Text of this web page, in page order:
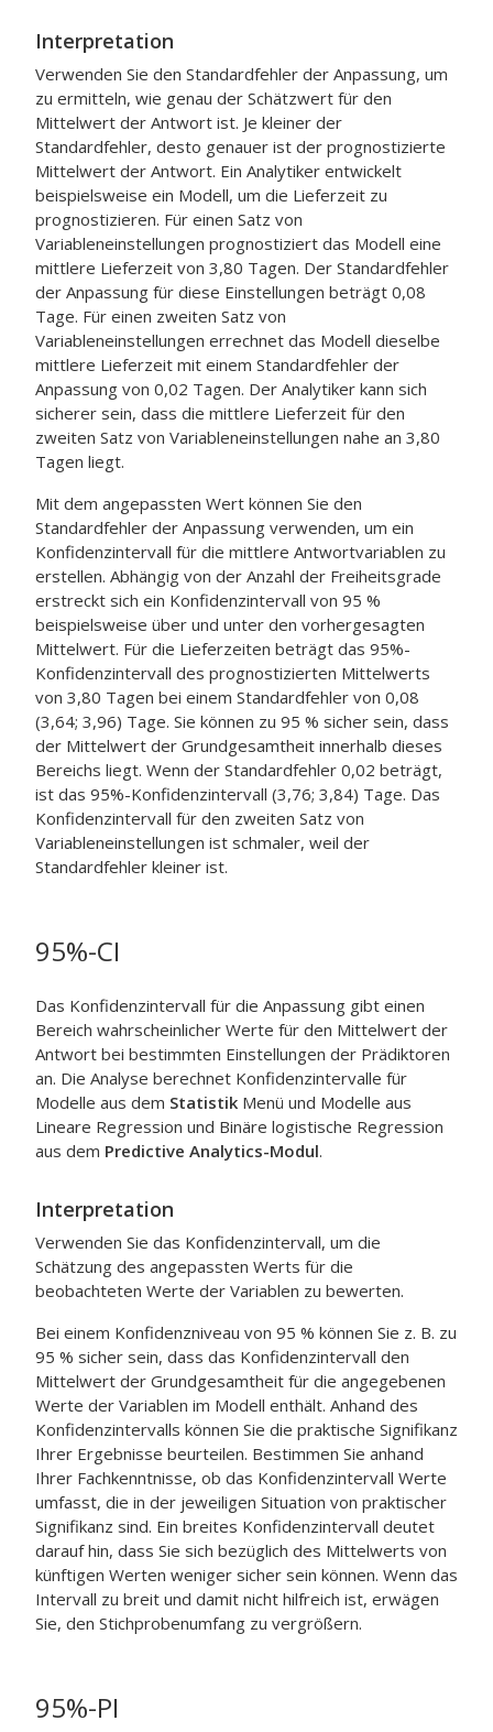
Interpretation
Verwenden Sie den Standardfehler der Anpassung, um
zu ermitteln, wie genau der Schätzwert für den
Mittelwert der Antwort ist. Je kleiner der
Standardfehler, desto genauer ist der prognostizierte
Mittelwert der Antwort. Ein Analytiker entwickelt
beispielsweise ein Modell, um die Lieferzeit zu
prognostizieren. Für einen Satz von
Variableneinstellungen prognostiziert das Modell eine
mittlere Lieferzeit von 3,80 Tagen. Der Standardfehler
der Anpassung für diese Einstellungen beträgt 0,08
Tage. Für einen zweiten Satz von
Variableneinstellungen errechnet das Modell dieselbe
mittlere Lieferzeit mit einem Standardfehler der
Anpassung von 0,02 Tagen. Der Analytiker kann sich
sicherer sein, dass die mittlere Lieferzeit für den
zweiten Satz von Variableneinstellungen nahe an 3,80
Tagen liegt.
Mit dem angepassten Wert können Sie den
Standardfehler der Anpassung verwenden, um ein
Konfidenzintervall für die mittlere Antwortvariablen zu
erstellen. Abhängig von der Anzahl der Freiheitsgrade
erstreckt sich ein Konfidenzintervall von 95 %
beispielsweise über und unter den vorhergesagten
Mittelwert. Für die Lieferzeiten beträgt das 95%-
Konfidenzintervall des prognostizierten Mittelwerts
von 3,80 Tagen bei einem Standardfehler von 0,08
(3,64; 3,96) Tage. Sie können zu 95 % sicher sein, dass
der Mittelwert der Grundgesamtheit innerhalb dieses
Bereichs liegt. Wenn der Standardfehler 0,02 beträgt,
ist das 95%-Konfidenzintervall (3,76; 3,84) Tage. Das
Konfidenzintervall für den zweiten Satz von
Variableneinstellungen ist schmaler, weil der
Standardfehler kleiner ist.
95%-CI
Das Konfidenzintervall für die Anpassung gibt einen
Bereich wahrscheinlicher Werte für den Mittelwert der
Antwort bei bestimmten Einstellungen der Prädiktoren
an. Die Analyse berechnet Konfidenzintervalle für
Modelle aus dem Statistik Menü und Modelle aus
Lineare Regression und Binäre logistische Regression
aus dem Predictive Analytics-Modul.
Interpretation
Verwenden Sie das Konfidenzintervall, um die
Schätzung des angepassten Werts für die
beobachteten Werte der Variablen zu bewerten.
Bei einem Konfidenzniveau von 95 % können Sie z. B. zu
95 % sicher sein, dass das Konfidenzintervall den
Mittelwert der Grundgesamtheit für die angegebenen
Werte der Variablen im Modell enthält. Anhand des
Konfidenzintervalls können Sie die praktische Signifikanz
Ihrer Ergebnisse beurteilen. Bestimmen Sie anhand
Ihrer Fachkenntnisse, ob das Konfidenzintervall Werte
umfasst, die in der jeweiligen Situation von praktischer
Signifikanz sind. Ein breites Konfidenzintervall deutet
darauf hin, dass Sie sich bezüglich des Mittelwerts von
künftigen Werten weniger sicher sein können. Wenn das
Intervall zu breit und damit nicht hilfreich ist, erwägen
Sie, den Stichprobenumfang zu vergrößern.
95%-PI